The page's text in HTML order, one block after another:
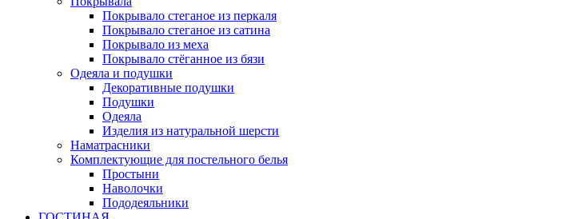
Покрывало стеганое из перкаля
Покрывало стеганое из сатина
Покрывало из меха
Покрывало стёганное из бязи
Одеяла и подушки
Декоративные подушки
Подушки
Одеяла
Изделия из натуральной шерсти
Наматраcники
Комплектующие для постельного белья
Простыни
Наволочки
Пододеяльники